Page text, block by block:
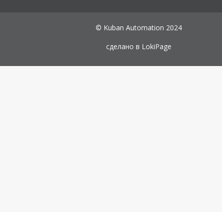
© Kuban Automation 2024
сделано в LokiPage